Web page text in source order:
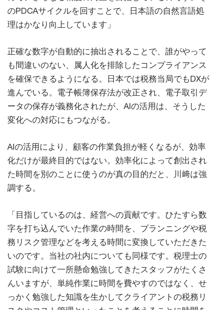
のPDCAサイクルを回すことで、日本語の自然言語処
理はかなり向上しています」
正確な数字が自動的に抽出されることで、誰がやって
も間違いのない、属人化を排除したコンプライアンス
を確保できるようになる。日本では税務当局でもDXが
進んでいる。電子帳簿保存法が改正され、電子取引デ
ータの保存が義務化されたが、AIの活用は、そうした
変化への対応にもつながる。
AIの活用により、顧客の作業負担が軽くなるが、効率
化だけが最終目的ではない。効率化によって創出され
た時間を別のことに使うのが真の目的だと、川﨑は強
調する。
「目指しているのは、経営への貢献です。ひたすら数
字を打ち込んでいた作業の時間を、プランニングや税
務リスク管理などを考える時間に変換していただきた
いのです。当社の社内についても同様です。税理士の
試験に向けて一所懸命勉強してきたスタッフがたくさ
んいますが、単純作業に時間を費やすのではなく、せ
っかく勉強した知識を生かしてクライアントの税務リ